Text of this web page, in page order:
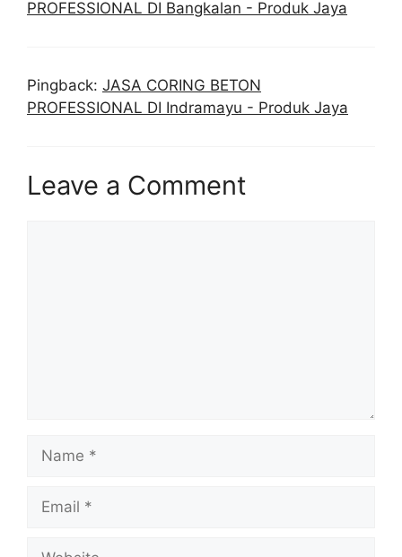
PROFESSIONAL DI Bangkalan - Produk Jaya
Pingback: JASA CORING BETON
PROFESSIONAL DI Indramayu - Produk Jaya
Leave a Comment